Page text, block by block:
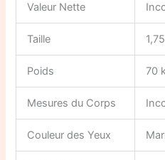
Valeur Nette
Taille
Poids 70
Mesures du Corps
Couleur des Yeux